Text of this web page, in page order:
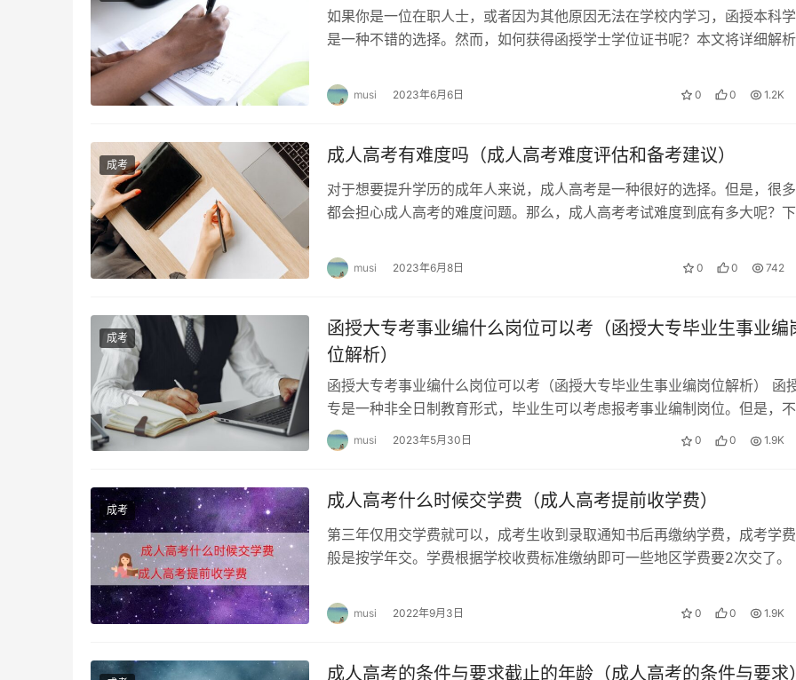
如果你是一位在职人士，或者因为其他原因无法在学校内学习，函授本科
是一种不错的选择。然而，如何获得函授学士学位证书呢？本文将详细解析
musi 2023年6月6日 0 0 1.2K
成考 成人高考有难度吗（成人高考难度评估和备考建议）
对于想要提升学历的成年人来说，成人高考是一种很好的选择。但是，很
都会担心成人高考的难度问题。那么，成人高考考试难度到底有多大呢？下
musi 2023年6月8日 0 0 742
成考
函授大专考事业编什么岗位可以考（函授大专毕业生事业编
位解析）
函授大专考事业编什么岗位可以考（函授大专毕业生事业编岗位解析） 函
专是一种非全日制教育形式，毕业生可以考虑报考事业编制岗位。但是，不
的事业单位对于函授大专毕业生的要求也不尽相…
musi 2023年5月30日 0 0 1.9K
成考 成人高考什么时候交学费（成人高考提前收学费）
第三年仅用交学费就可以，成考生收到录取通知书后再缴纳学费，成考学
般是按学年交。学费根据学校收费标准缴纳即可一些地区学费要2次交了。
musi 2022年9月3日 0 0 1.9K
成人高考的条件与要求截止的年龄（成人高考的条件与要求）